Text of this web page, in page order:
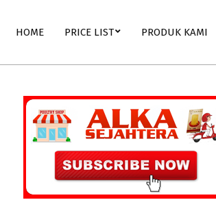
HOME PRICE LIST PRODUK KAMI